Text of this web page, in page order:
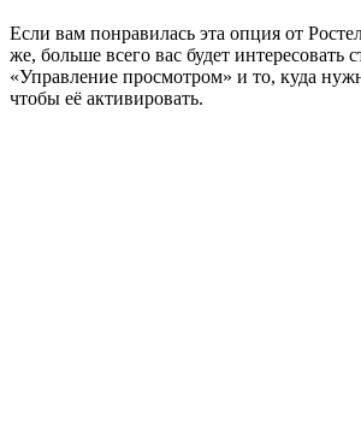
Если вам понравилась эта опция от
же, больше всего вас будет интересовать
«Управление просмотром» и то, куда
чтобы её активировать.